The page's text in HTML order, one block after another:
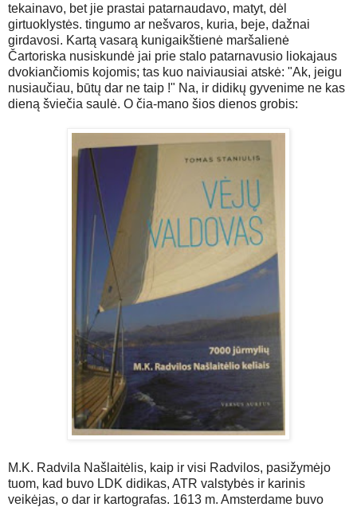
tekainavo, bet jie prastai patarnaudavo, matyt, dėl
girtuoklystės. tingumo ar nešvaros, kuria, beje, dažnai
girdavosi. Kartą vasarą kunigaikštienė maršalienė
Čartoriska nusiskundė jai prie stalo patarnavusio liokajaus
dvokiančiomis kojomis; tas kuo naiviausiai atskė: "Ak, jeigu
nusiaučiau, būtų dar ne taip !" Na, ir didikų gyvenime ne kas
dieną šviečia saulė. O čia-mano šios dienos grobis:
M.K. Radvila Našlaitėlis, kaip ir visi Radvilos, pasižymėjo
tuom, kad buvo LDK didikas, ATR valstybės ir karinis
veikėjas, o dar ir kartografas. 1613 m. Amsterdame buvo